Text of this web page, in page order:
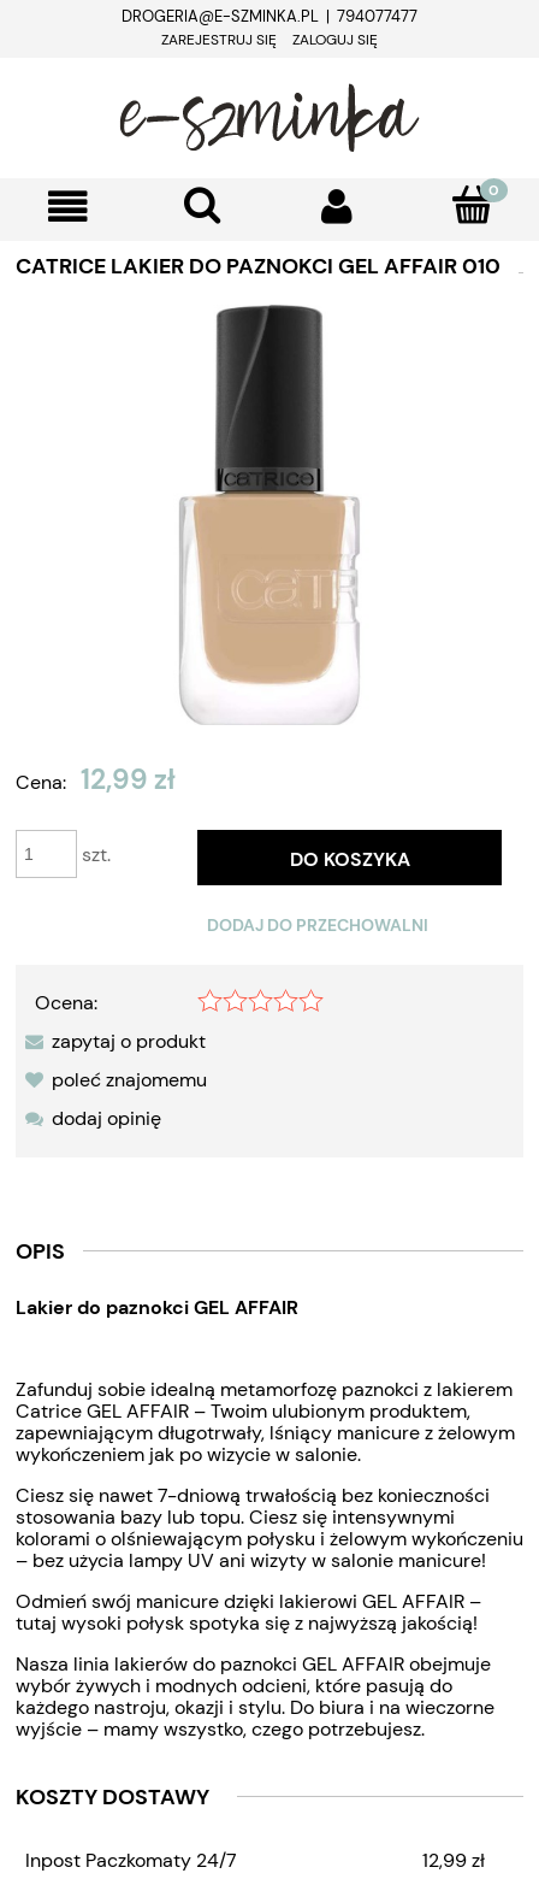
DROGERIA@E-SZMINKA.PL | 794077477
ZAREJESTRUJ SIĘ ZALOGUJ SIĘ
CATRICE LAKIER DO PAZNOKCI GEL AFFAIR 010
Cena: 12,99 zł
szt. DO KOSZYKA
DODAJ DO PRZECHOWALNI
Ocena:
zapytaj o produkt
poleć znajomemu
dodaj opinię
OPIS
Lakier do paznokci GEL AFFAIR
Zafunduj sobie idealną metamorfozę paznokci z lakierem
Catrice GEL AFFAIR – Twoim ulubionym produktem,
zapewniającym długotrwały, lśniący manicure z żelowym
wykończeniem jak po wizycie w salonie.
Ciesz się nawet 7-dniową trwałością bez konieczności
stosowania bazy lub topu. Ciesz się intensywnymi
kolorami o olśniewającym połysku i żelowym wykończeniu
– bez użycia lampy UV ani wizyty w salonie manicure!
Odmień swój manicure dzięki lakierowi GEL AFFAIR –
tutaj wysoki połysk spotyka się z najwyższą jakością!
Nasza linia lakierów do paznokci GEL AFFAIR obejmuje
wybór żywych i modnych odcieni, które pasują do
każdego nastroju, okazji i stylu. Do biura i na wieczorne
wyjście – mamy wszystko, czego potrzebujesz.
KOSZTY DOSTAWY
EWENTUALNYCH KOSZTÓW
Inpost Paczkomaty 24/7 12,99 zł